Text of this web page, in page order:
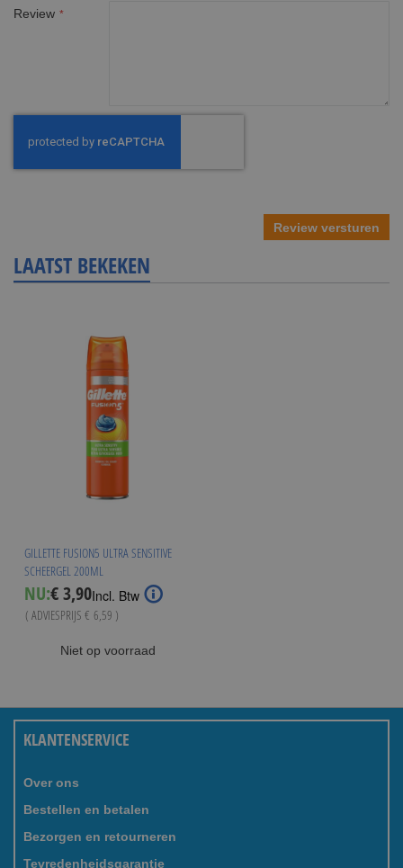
Review
Review versturen
LAATST BEKEKEN
GILLETTE FUSION5 ULTRA SENSITIVE
SCHEERGEL 200ML
NU:Special
Price
€ 3,90Incl. Btw
( ADVIESPRIJS € 6,59 )
Niet op voorraad
KLANTENSERVICE
Over ons
Bestellen en betalen
Bezorgen en retourneren
Tevredenheidsgarantie